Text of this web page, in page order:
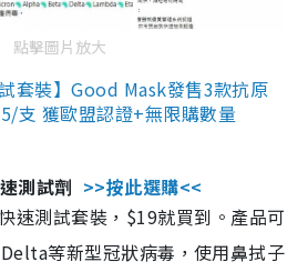
點擊圖片放大
套裝】Good Mask發售3款抗原
支 獲歐盟認證+無限購數量
測試劑 >>按此選購<<
速測試套裝，$19就買到。產品可
等新型冠狀病毒，使用鼻拭子